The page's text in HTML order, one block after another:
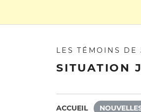
LES TÉMOINS DE
SITUATION
ACCUEIL